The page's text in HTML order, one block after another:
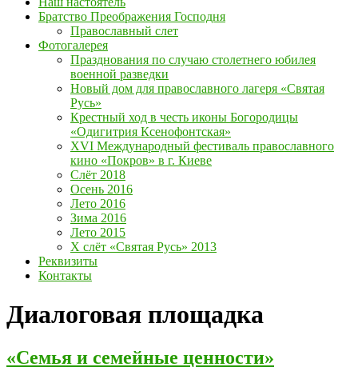
Братство Преображения Господня
Православный слет
Фотогалерея
Празднования по случаю столетнего юбилея
военной разведки
Новый дом для православного лагеря «Святая
Русь»
Крестный ход в честь иконы Богородицы
«Одигитрия Ксенофонтская»
XVI Международный фестиваль православного
кино «Покров» в г. Киеве
Слёт 2018
Осень 2016
Лето 2016
Зима 2016
Лето 2015
Х слёт «Святая Русь» 2013
Реквизиты
Контакты
Диалоговая площадка
«Семья и семейные ценности»